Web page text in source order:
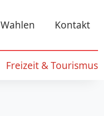
Wahlen Kontakt
Freizeit & Tourismus